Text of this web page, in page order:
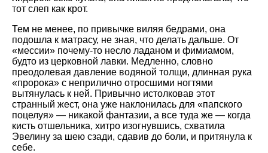
тот слеп как крот.
Тем не менее, по привычке виляя бедрами, она
подошла к матрасу, не зная, что делать дальше. От
мессии
почему-то несло ладаном и фимиамом,
будто из церковной лавки. Медленно, словно
преодолевая давление водяной толщи, длинная рука
пророка
с неприлично отросшими ногтями
вытянулась к ней. Привычно истолковав этот
странный жест, она уже наклонилась для
папского
поцелуя
— никакой фантазии, а все туда же — когда
кисть отшельника, хитро изогнувшись, схватила
Эвелину за шею сзади, сдавив до боли, и притянула к
себе.